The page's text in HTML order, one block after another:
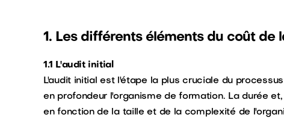
1. Les différents éléments du coût
1.1 L'audit initial
L'audit initial est l'étape la plus cruciale du
en profondeur l'organisme de formation. La durée
en fonction de la taille et de la complexité de